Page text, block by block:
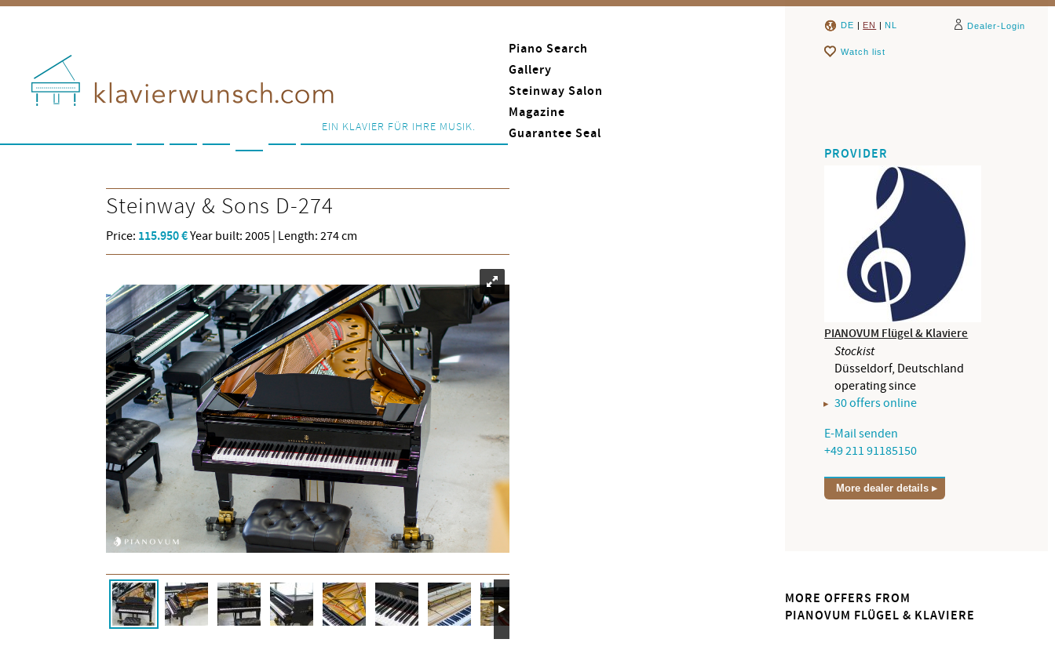
EIN KLAVIER FÜR IHRE MUSIK.
Piano Search
Gallery
Steinway Salon
Magazine
Guarantee Seal
Steinway & Sons D-274
Price: 115.950 €Year built: 2005 | Length: 274 cm
DE | EN | NL Dealer-Login
Watch list
PROVIDER
PIANOVUM Flügel & Klaviere
Stockist
Düsseldorf, Deutschland
operating since
30 offers online
E-Mail senden
+49 211 91185150
More dealer details
MORE OFFERS FROM
PIANOVUM FLÜGEL & KLAVIERE